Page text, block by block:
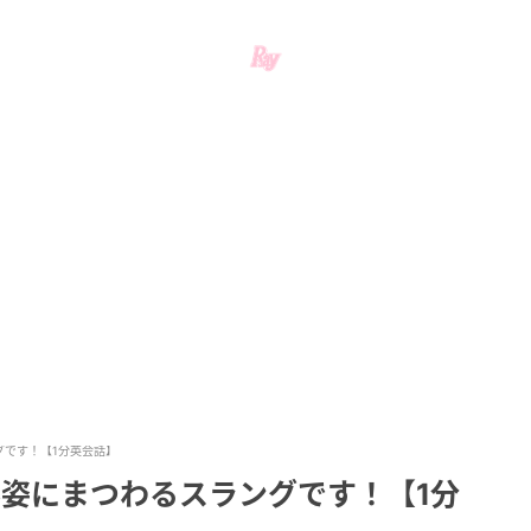
す！【1分英会話】
にまつわるスラングです！【1分